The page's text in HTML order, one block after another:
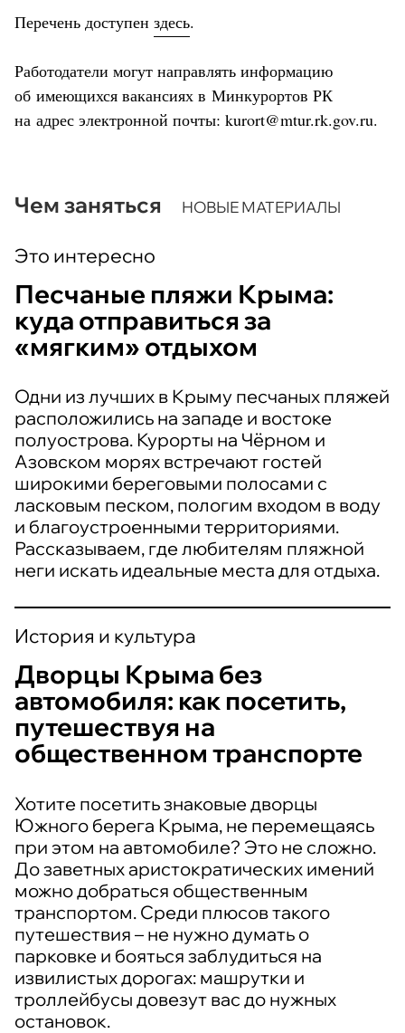
Перечень доступен здесь.
Работодатели могут направлять информацию
об имеющихся вакансиях в Минкурортов РК
на адрес электронной почты: kurort@mtur.rk.gov.ru.
Чем заняться НОВЫЕ МАТЕРИАЛЫ
Это интересно
Песчаные пляжи Крыма:
куда отправиться за
«мягким» отдыхом
Одни из лучших в Крыму песчаных пляжей
расположились на западе и востоке
полуострова. Курорты на Чёрном и
Азовском морях встречают гостей
широкими береговыми полосами с
ласковым песком, пологим входом в воду
и благоустроенными территориями.
Рассказываем, где любителям пляжной
неги искать идеальные места для отдыха.
История и культура
Дворцы Крыма без
автомобиля: как посетить,
путешествуя на
общественном транспорте
Хотите посетить знаковые дворцы
Южного берега Крыма, не перемещаясь
при этом на автомобиле? Это не сложно.
До заветных аристократических имений
можно добраться общественным
транспортом. Среди плюсов такого
путешествия – не нужно думать о
парковке и бояться заблудиться на
извилистых дорогах: машрутки и
троллейбусы довезут вас до нужных
остановок.